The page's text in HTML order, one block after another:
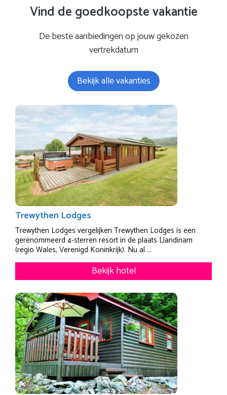
Vind de goedkoopste vakantie
De beste aanbiedingen op jouw gekozen
vertrekdatum
Bekijk alle vakanties
Trewythen Lodges
Trewythen Lodges vergelijken Trewythen Lodges is een
gerenommeerd 4-sterren resort in de plaats Llandinam
(regio Wales, Verenigd Koninkrijk). Nu al ...
Bekijk hotel